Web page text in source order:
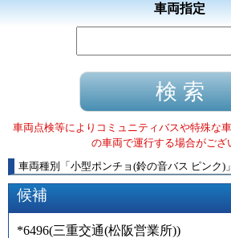
車両指定
車両点検等によりコミュニティバスや特殊な
の車両で運行する場合がござ
車両種別
「 小型ポンチョ(鈴の音バス ピンク) 」
候補
*6496(三重交通(松阪営業所))